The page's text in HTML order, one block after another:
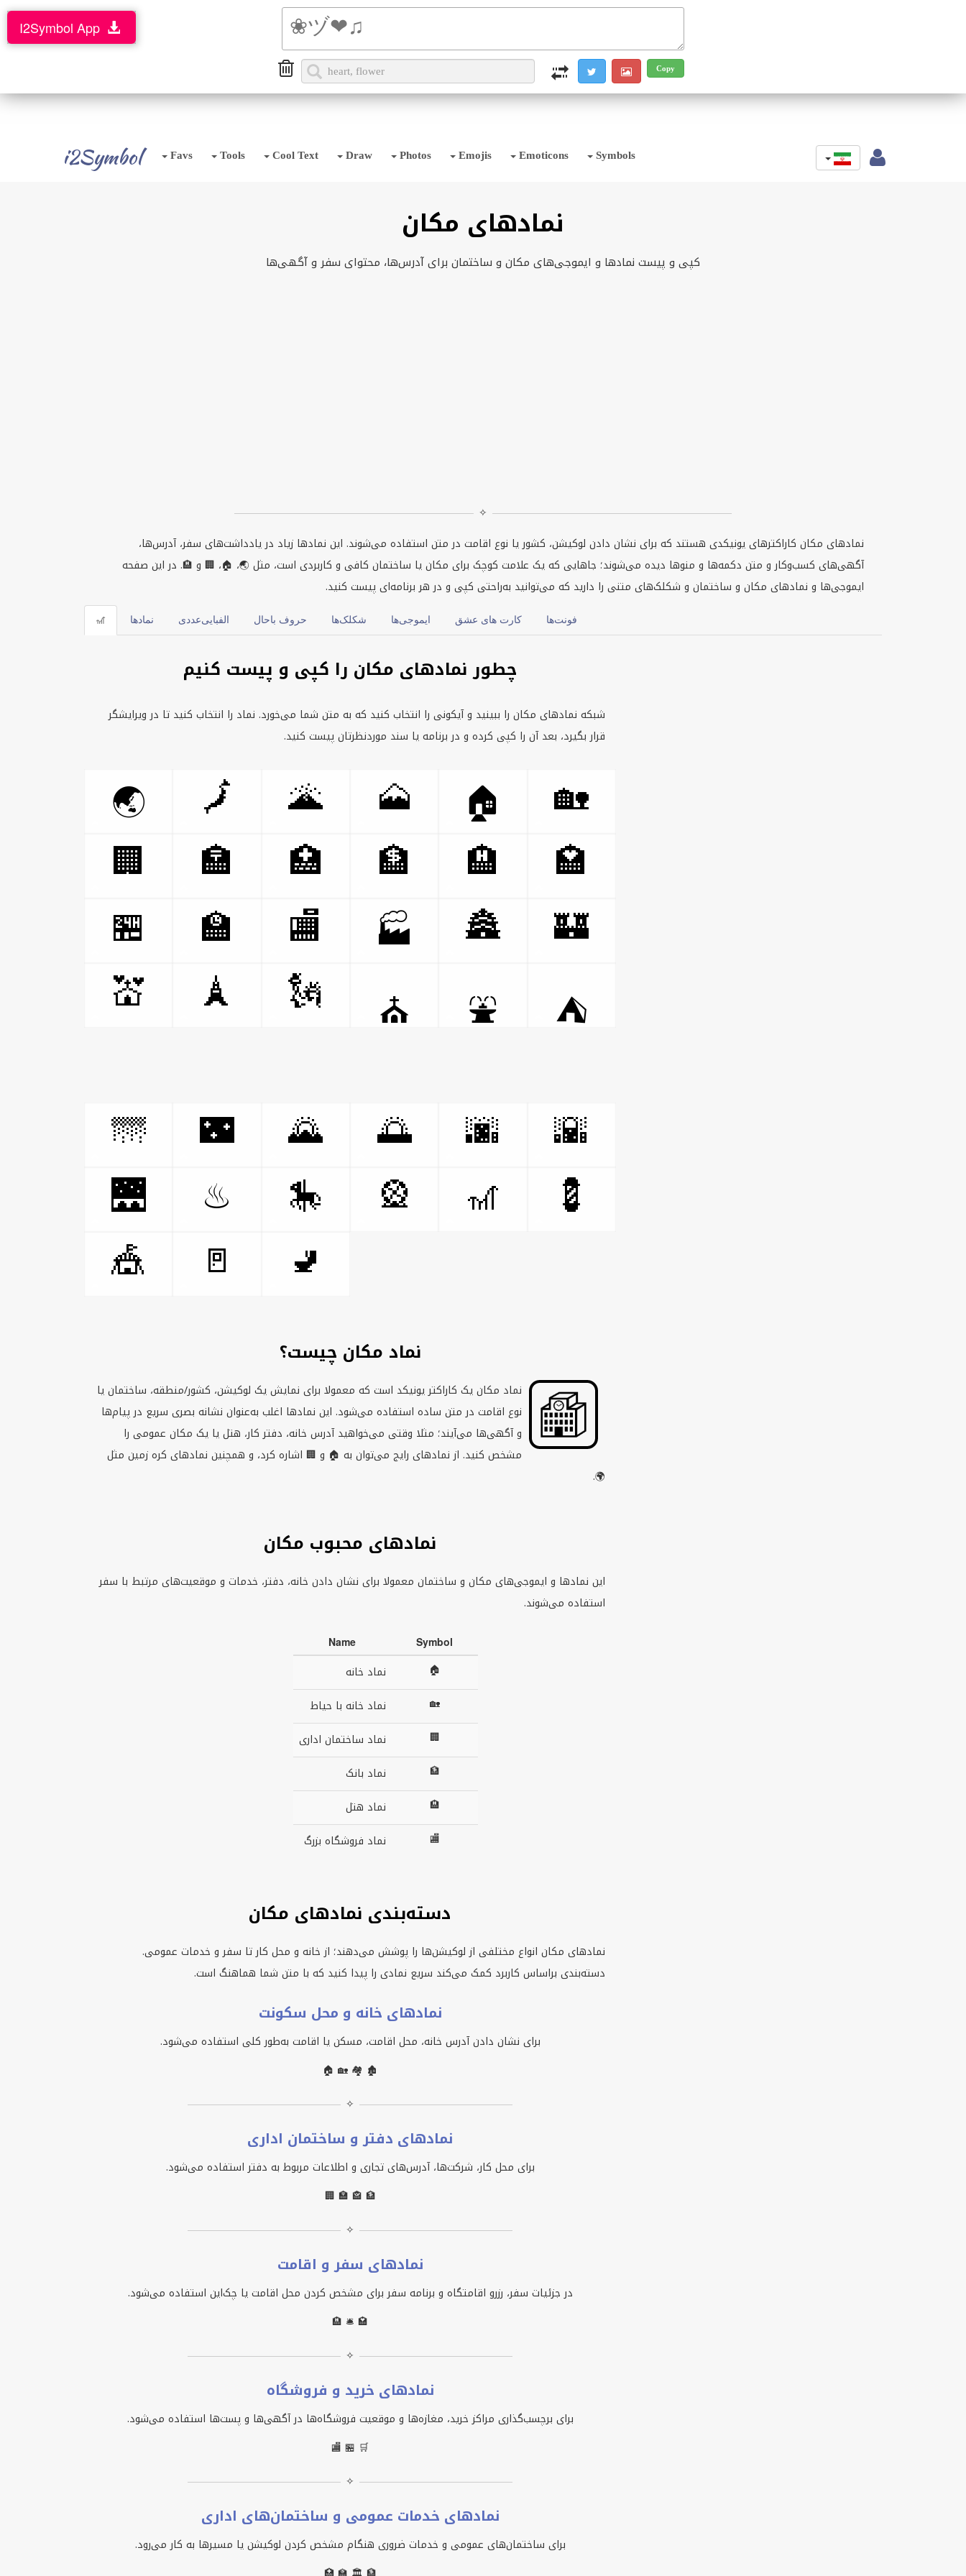
i2Symbol Symbols
Emoticons
Emojis
Photos
Draw
Cool Text
Tools
Favs
نمادهای مکان
کپی و پیست نمادها و ایموجی‌های مکان و ساختمان برای آدرس‌ها، محتوای سفر و آگهی‌ها
✧
نمادهای مکان کاراکترهای یونیکدی هستند که برای نشان دادن لوکیشن، کشور یا نوع اقامت در متن استفاده می‌شوند. این نمادها زیاد در یادداشت‌های سفر، آدرس‌ها،
آگهی‌های کسب‌وکار و متن دکمه‌ها و منوها دیده می‌شوند؛ جاهایی که یک علامت کوچک برای مکان یا ساختمان کافی و کاربردی است، مثل 🌏، 🏠، 🏢 و 🏨. در این صفحه
ایموجی‌ها و نمادهای مکان و ساختمان و شکلک‌های متنی را دارید که می‌توانید به‌راحتی کپی و در هر برنامه‌ای پیست کنید.
🎢 نمادها الفبایی‌عددی حروف باحال شکلک‌ها ایموجی‌ها کارت های عشق فونت‌ها
چطور نمادهای مکان را کپی و پیست کنیم
شبکه نمادهای مکان را ببینید و آیکونی را انتخاب کنید که به متن شما می‌خورد. نماد را انتخاب کنید تا در ویرایشگر
قرار بگیرد، بعد آن را کپی کرده و در برنامه یا سند موردنظرتان پیست کنید.
🌏 🗾 🌋 🗻 🏠
🏡
🏢
🏣 🏥 🏦 🏨
🏩
🏪
🏫 🏬 🏭 🏯
🏰
💒
🗼 🗽
⛪ ⛲ ⛺
🌁 🌃 🌄 🌅 🌆
🌇
🌉
♨ 🎠 🎡 🎢
💈
🎪
🚪 🚽
نماد مکان چیست؟
نماد مکان یک کاراکتر یونیکد است که معمولا برای نمایش یک لوکیشن، کشور/منطقه، ساختمان یا
نوع اقامت در متن ساده استفاده می‌شود. این نمادها اغلب به‌عنوان نشانه بصری سریع در پیام‌ها
و آگهی‌ها می‌آیند؛ مثلا وقتی می‌خواهید آدرس خانه، دفتر کار، هتل یا یک مکان عمومی را
مشخص کنید. از نمادهای رایج می‌توان به 🏠 و 🏢 اشاره کرد، و همچنین نمادهای کره زمین مثل
🌍.
نمادهای محبوب مکان
این نمادها و ایموجی‌های مکان و ساختمان معمولا برای نشان دادن خانه، دفتر، خدمات و موقعیت‌های مرتبط با سفر
استفاده می‌شوند.
Symbol
Name
🏠
نماد خانه
🏡 نماد خانه با حیاط
🏢 نماد ساختمان اداری
🏦 نماد بانک
🏨 نماد هتل
🏬 نماد فروشگاه بزرگ
دسته‌بندی نمادهای مکان
نمادهای مکان انواع مختلفی از لوکیشن‌ها را پوشش می‌دهند؛ از خانه و محل کار تا سفر و خدمات عمومی.
دسته‌بندی براساس کاربرد کمک می‌کند سریع نمادی را پیدا کنید که با متن شما هماهنگ است.
نمادهای خانه و محل سکونت
برای نشان دادن آدرس خانه، محل اقامت، مسکن یا اقامت به‌طور کلی استفاده می‌شود.
🏠 🏡 🏘️ 🏚️
✧
نمادهای دفتر و ساختمان اداری
برای محل کار، شرکت‌ها، آدرس‌های تجاری و اطلاعات مربوط به دفتر استفاده می‌شود.
🏢 🏣 🏤 🏦
✧
نمادهای سفر و اقامت
در جزئیات سفر، رزرو اقامتگاه و برنامه سفر برای مشخص کردن محل اقامت یا چک‌این استفاده می‌شود.
🏨 🛎️ 🏩
✧
نمادهای خرید و فروشگاه
برای برچسب‌گذاری مراکز خرید، مغازه‌ها و موقعیت فروشگاه‌ها در آگهی‌ها و پست‌ها استفاده می‌شود.
🏬 🏪 🛒
✧
نمادهای خدمات عمومی و ساختمان‌های اداری
برای ساختمان‌های عمومی و خدمات ضروری هنگام مشخص کردن لوکیشن یا مسیرها به کار می‌رود.